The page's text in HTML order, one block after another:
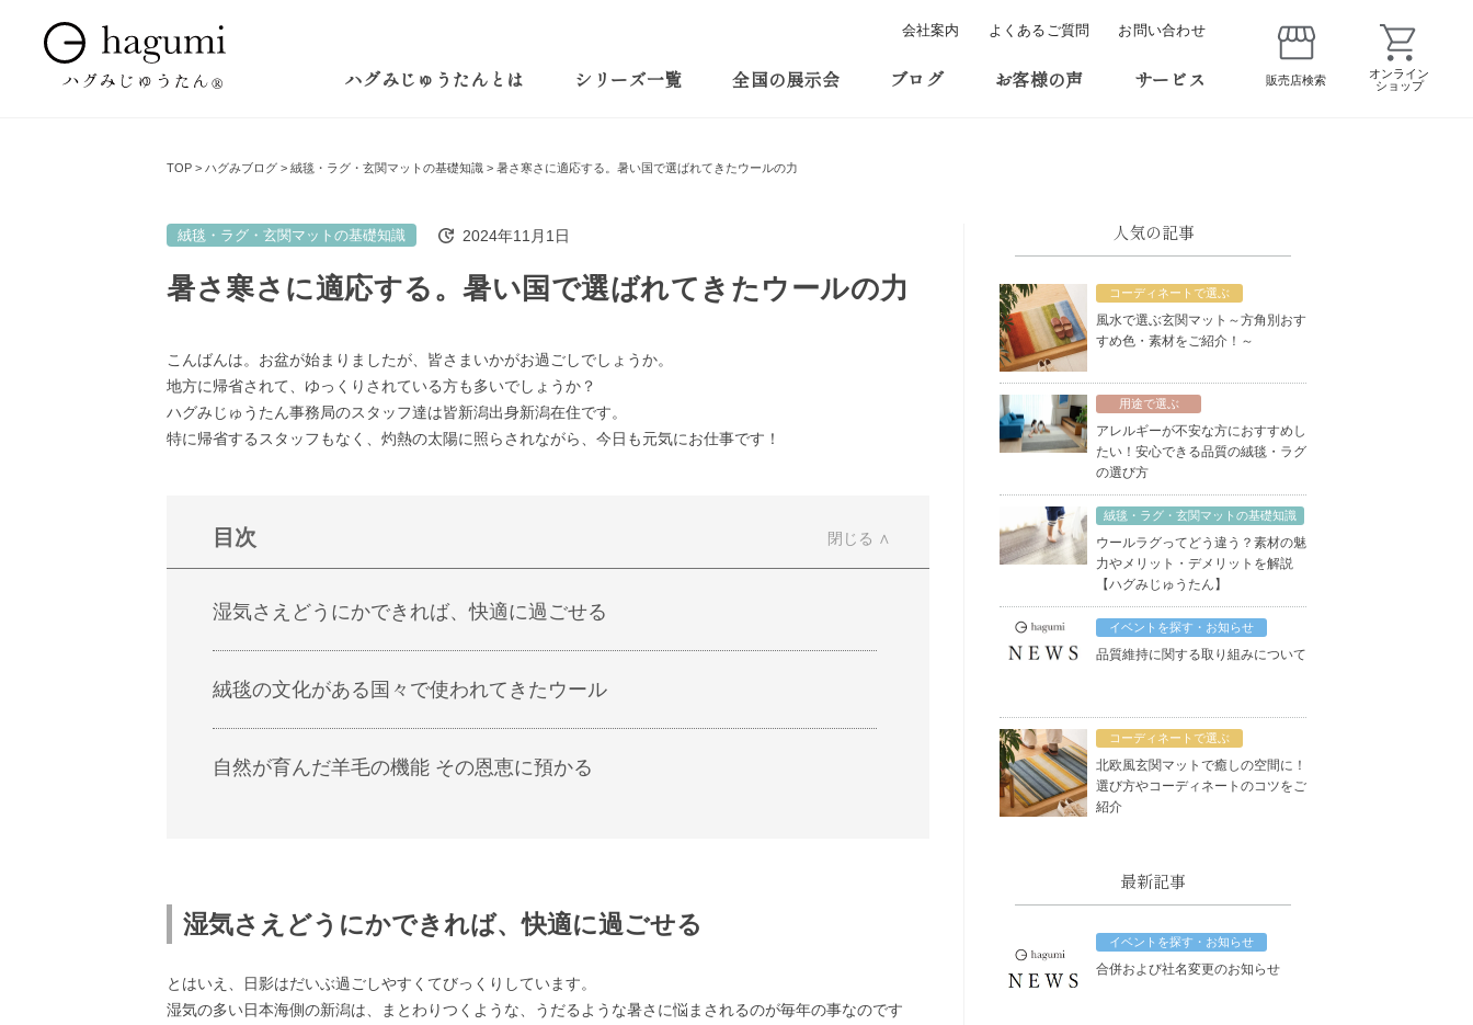
ハグみじゅうたんとは シリーズ一覧 全国の展示会 ブログ お客様の声 サービス
会社案内 よくあるご質問 お問い合わせ
販売店検索
オンライン
ショップ
TOP ハグみブログ 絨毯・ラグ・玄関マットの基礎知識 暑さ寒さに適応する。暑い国で選ばれてきたウールの力
暑さ寒さに適応する。暑い国で選ばれてきたウールの力
絨毯・ラグ・玄関マットの基礎知識 2024年11月1日
こんばんは。お盆が始まりましたが、皆さまいかがお過ごしでしょうか。
地方に帰省されて、ゆっくりされている方も多いでしょうか？
ハグみじゅうたん事務局のスタッフ達は皆新潟出身新潟在住です。
特に帰省するスタッフもなく、灼熱の太陽に照らされながら、今日も元気にお仕事です！
目次
湿気さえどうにかできれば、快適に過ごせる
絨毯の文化がある国々で使われてきたウール
自然が育んだ羊毛の機能 その恩恵に預かる
湿気さえどうにかできれば、快適に過ごせる
とはいえ、日影はだいぶ過ごしやすくてびっくりしています。
湿気の多い日本海側の新潟は、まとわりつくような、うだるような暑さに悩まされるのが毎年の事なのです
人気の記事
コーディネートで選ぶ
風水で選ぶ玄関マット～方角別おす
すめ色・素材をご紹介！～
用途で選ぶ
アレルギーが不安な方におすすめし
たい！安心できる品質の絨毯・ラグ
の選び方
絨毯・ラグ・玄関マットの基礎知識
ウールラグってどう違う？素材の魅
力やメリット・デメリットを解説
【ハグみじゅうたん】
イベントを探す・お知らせ
品質維持に関する取り組みについて
コーディネートで選ぶ
北欧風玄関マットで癒しの空間に！
選び方やコーディネートのコツをご
紹介
最新記事
イベントを探す・お知らせ
合併および社名変更のお知らせ